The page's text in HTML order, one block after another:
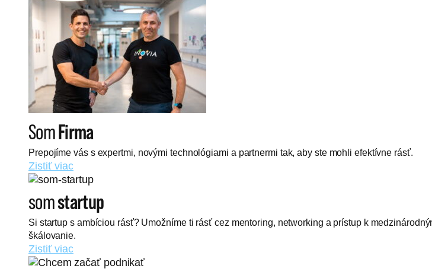
SomFirma
Prepojíme vás s expertmi, novými technológiami a partnermi tak, aby ste mohli efektívne rásť.
Zistiť viac
somstartup
Si startup s ambíciou rásť? Umožníme ti rásť cez mentoring, networking a prístup k
škálovanie.
Zistiť viac